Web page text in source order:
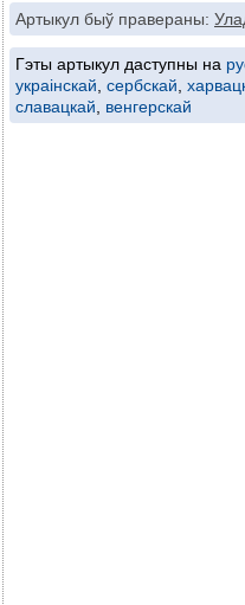
Артыкул быў правераны:
Гэты артыкул даступны на
украінскай, сербскай,
славацкай, венгерскай